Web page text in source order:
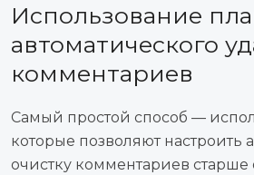
Использование
автоматического
комментариев
Самый простой способ —
которые позволяют настроить
очистку комментариев